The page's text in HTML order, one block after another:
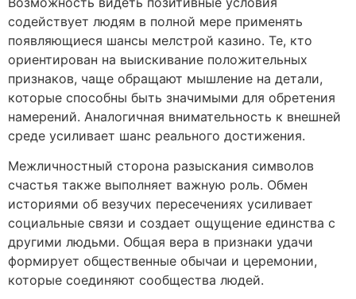
содействует людям в полной мере применять
появляющиеся шансы мелстрой казино. Те, кто
ориентирован на выискивание положительных
признаков, чаще обращают мышление на детали,
которые способны быть значимыми для обретения
намерений. Аналогичная внимательность к внешней
среде усиливает шанс реального достижения.
Межличностный сторона разыскания символов
счастья также выполняет важную роль. Обмен
историями об везучих пересечениях усиливает
социальные связи и создает ощущение единства с
другими людьми. Общая вера в признаки удачи
формирует общественные обычаи и церемонии,
которые соединяют сообщества людей.